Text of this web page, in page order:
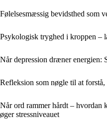
Følelsesmæssig bevidsthed som
Psykologisk tryghed i kroppen –
Når depression dræner energien:
Refleksion som nøgle til at
Når ord rammer hårdt –
øger stressniveauet